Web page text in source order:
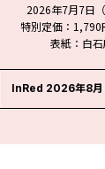
2026年7月7日
特別定価：1,790
表紙：白
InRed 2026年8月